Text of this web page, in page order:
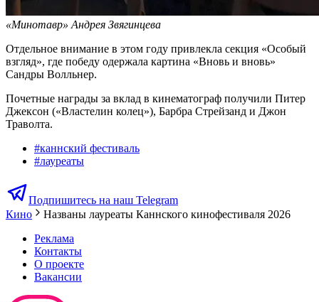
«Минотавр» Андрея Звягинцева
Отдельное внимание в этом году привлекла секция «Особый
взгляд», где победу одержала картина «Вновь и вновь»
Сандры Волльнер.
Почетные награды за вклад в кинематограф получили Питер
Джексон («Властелин колец»), Барбра Стрейзанд и Джон
Траволта.
#каннский фестиваль
#лауреаты
Подпишитесь на наш Telegram
Кино
Названы лауреаты Каннского кинофестиваля 2026
Реклама
Контакты
О проекте
Вакансии